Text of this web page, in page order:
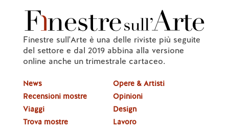
Finestre sull'Arte è una delle riviste più seguite
del settore e dal 2019 abbina alla versione
online anche un trimestrale cartaceo.
News
Recensioni mostre
Viaggi
Trova mostre
Opere & Artisti
Opinioni
Design
Lavoro